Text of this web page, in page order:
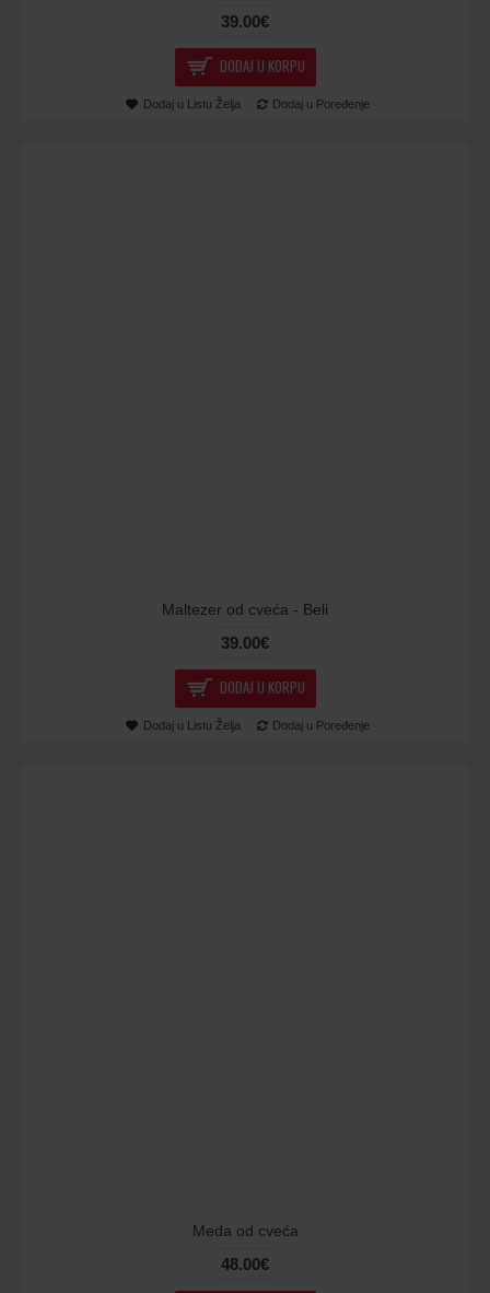
39.00€
DODAJ U KORPU
Dodaj u Listu Želja Dodaj u Poređenje
Maltezer od cveća - Beli
39.00€
DODAJ U KORPU
Dodaj u Listu Želja Dodaj u Poređenje
Meda od cveća
48.00€